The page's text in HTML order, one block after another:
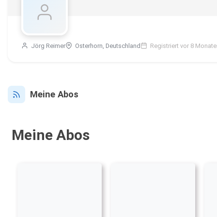
Jörg Reimer Osterhorn, Deutschland Registriert vor 8
Meine Abos
Meine Abos